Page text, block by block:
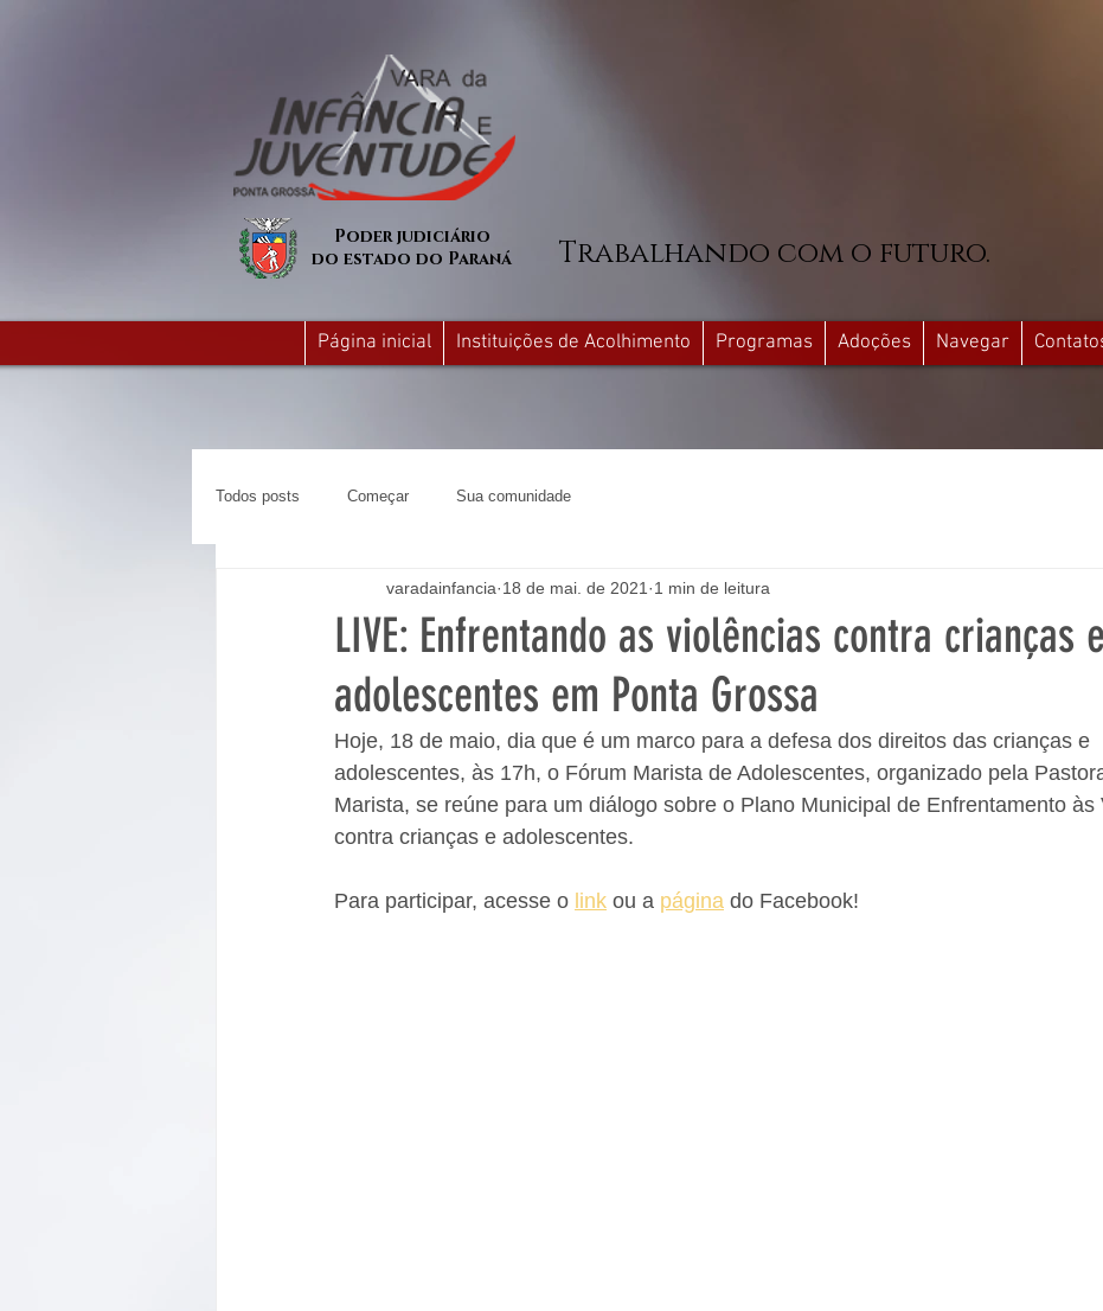
Poder judiciário
do estado do Paraná
Trabalhando com o futuro.
Página inicial Instituições de Acolhimento Programas Adoções Navegar
Todos posts Começar Sua comunidade
LIVE: Enfrentando as violências contra crianças e
adolescentes em Ponta Grossa
varadainfancia 18 de mai. de 2021 1 min de leitura
Hoje, 18 de maio, dia que é um marco para a defesa dos direitos das crianças e
adolescentes, às 17h, o Fórum Marista de Adolescentes, organizado pela
Marista, se reúne para um diálogo sobre o Plano Municipal de Enfrentamento às
contra crianças e adolescentes.
Para participar, acesse o link ou a página do Facebook!